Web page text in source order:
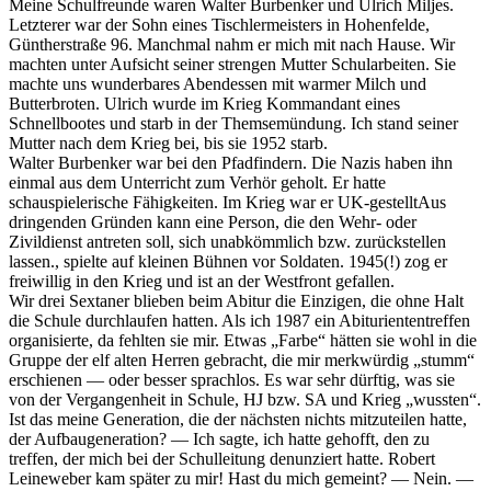
Meine Schulfreunde waren Walter Burbenker und Ulrich Miljes.
Letzterer war der Sohn eines Tischlermeisters in Hohenfelde,
Güntherstraße 96. Manchmal nahm er mich mit nach Hause. Wir
machten unter Aufsicht seiner strengen Mutter Schularbeiten. Sie
machte uns wunderbares Abendessen mit warmer Milch und
Butterbroten. Ulrich wurde im Krieg Kommandant eines
Schnellbootes und starb in der Themsemündung. Ich stand seiner
Mutter nach dem Krieg bei, bis sie 1952 starb.
Walter Burbenker war bei den Pfadfindern. Die Nazis haben ihn
einmal aus dem Unterricht zum Verhör geholt. Er hatte
schauspielerische Fähigkeiten. Im Krieg war erUK-gestelltAus
dringenden Gründen kann eine Person, die den Wehr- oder
Zivildienst antreten soll, sich unabkömmlich bzw. zurückstellen
lassen., spielte auf kleinen Bühnen vor Soldaten. 1945(!) zog er
freiwillig in den Krieg und ist an der Westfront gefallen.
Wir drei Sextaner blieben beim Abitur die Einzigen, die ohne Halt
die Schule durchlaufen hatten. Als ich 1987 ein Abituriententreffen
organisierte, da fehlten sie mir. Etwas
Farbe
hätten sie wohl in die
Gruppe der elf alten Herren gebracht, die mir merkwürdig
stumm
erschienen — oder besser sprachlos. Es war sehr dürftig, was sie
von der Vergangenheit in Schule, HJ bzw. SA und Krieg
wussten .
Ist das meine Generation, die der nächsten nichts mitzuteilen hatte,
der Aufbaugeneration? — Ich sagte, ich hatte gehofft, den zu
treffen, der mich bei der Schulleitung denunziert hatte. Robert
Leineweber kam später zu mir! Hast du mich gemeint? — Nein. —